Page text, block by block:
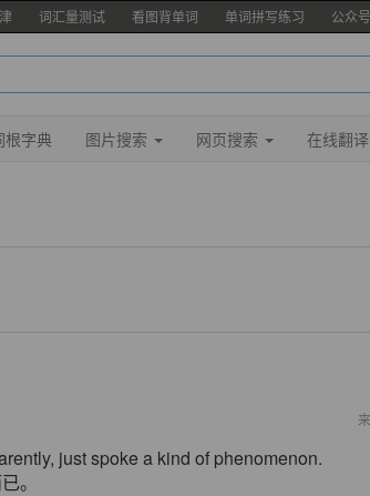
词汇量测试 看图背单词 单词拼写练习 公众号
根字典 图片搜索 网页搜索 在线翻译
just spoke a kind of phenomenon.
。